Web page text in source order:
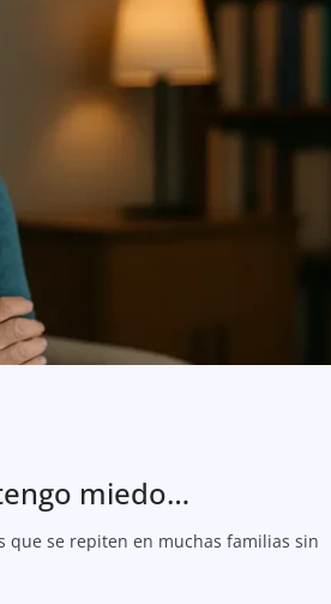
miedo…
que se repiten en muchas familias sin